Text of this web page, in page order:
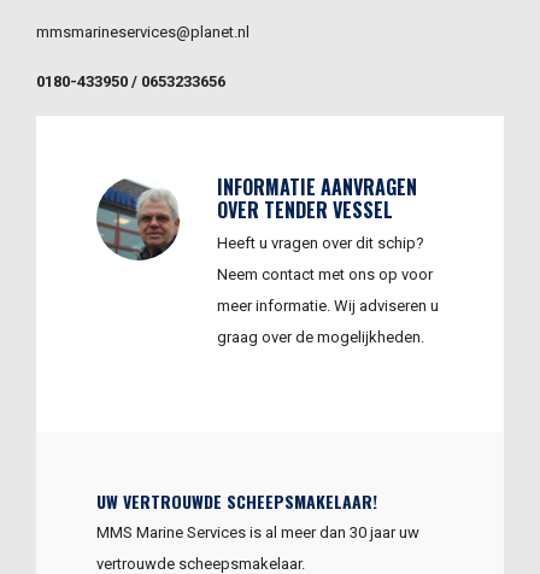
mmsmarineservices@planet.nl
0180-433950 / 0653233656
INFORMATIE AANVRAGEN
OVER TENDER VESSEL
Heeft u vragen over dit schip?
Neem contact met ons op voor
meer informatie. Wij adviseren u
graag over de mogelijkheden.
UW VERTROUWDE SCHEEPSMAKELAAR!
MMS Marine Services is al meer dan 30 jaar uw
vertrouwde scheepsmakelaar.